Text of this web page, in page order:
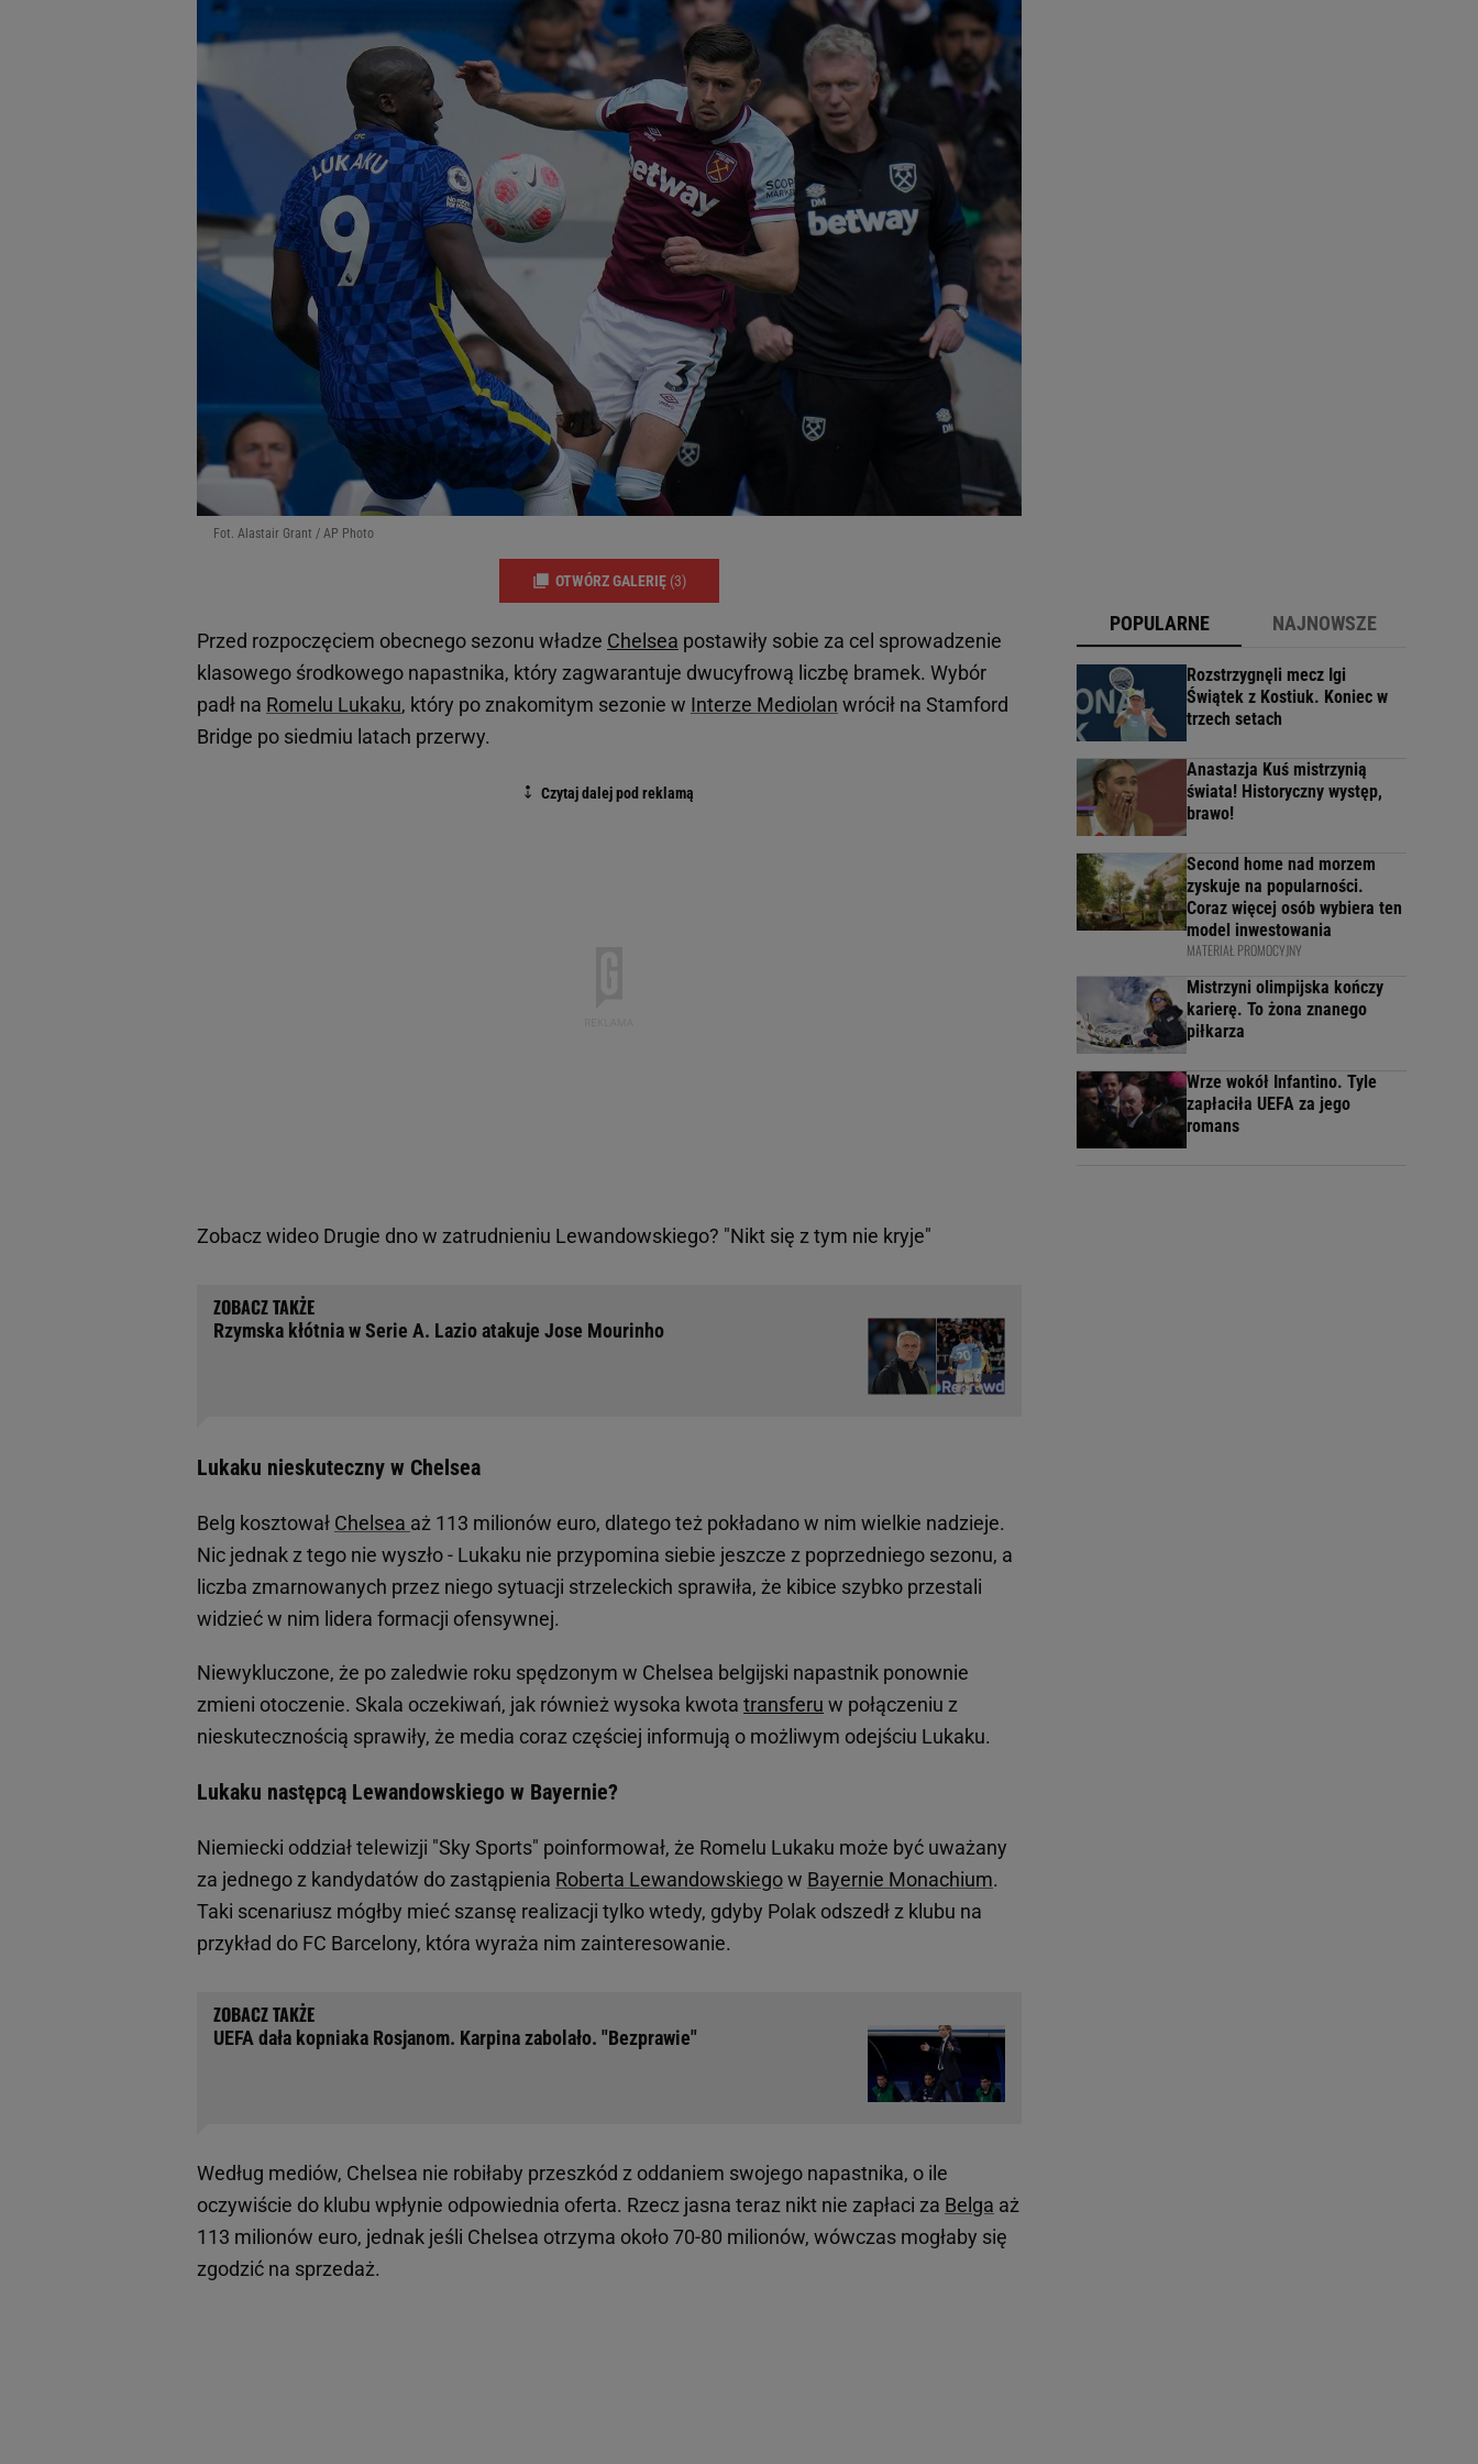
Fot. Alastair Grant / AP Photo
OTWÓRZ GALERIĘ (3)
Przed rozpoczęciem obecnego sezonu władze Chelsea postawiły sobie za cel sprowadzenie
klasowego środkowego napastnika, który zagwarantuje dwucyfrową liczbę bramek. Wybór
padł na Romelu Lukaku, który po znakomitym sezonie w Interze Mediolan wrócił na Stamford
Bridge po siedmiu latach przerwy.
Zobacz wideo Drugie dno w zatrudnieniu Lewandowskiego? "Nikt się z tym nie kryje"
Rzymska kłótnia w Serie A. Lazio atakuje Jose Mourinho
Lukaku nieskuteczny w Chelsea
Belg kosztował Chelsea aż 113 milionów euro, dlatego też pokładano w nim wielkie nadzieje.
Nic jednak z tego nie wyszło - Lukaku nie przypomina siebie jeszcze z poprzedniego sezonu, a
liczba zmarnowanych przez niego sytuacji strzeleckich sprawiła, że kibice szybko przestali
widzieć w nim lidera formacji ofensywnej.
Niewykluczone, że po zaledwie roku spędzonym w Chelsea belgijski napastnik ponownie
zmieni otoczenie. Skala oczekiwań, jak również wysoka kwota transferu w połączeniu z
nieskutecznością sprawiły, że media coraz częściej informują o możliwym odejściu Lukaku.
Lukaku następcą Lewandowskiego w Bayernie?
Niemiecki oddział telewizji "Sky Sports" poinformował, że Romelu Lukaku może być uważany
za jednego z kandydatów do zastąpienia Roberta Lewandowskiegow Bayernie Monachium.
Taki scenariusz mógłby mieć szansę realizacji tylko wtedy, gdyby Polak odszedł z klubu na
przykład do FC Barcelony, która wyraża nim zainteresowanie.
UEFA dała kopniaka Rosjanom. Karpina zabolało. "Bezprawie"
Według mediów, Chelsea nie robiłaby przeszkód z oddaniem swojego napastnika, o ile
oczywiście do klubu wpłynie odpowiednia oferta. Rzecz jasna teraz nikt nie zapłaci za Belga aż
113 milionów euro, jednak jeśli Chelsea otrzyma około 70-80 milionów, wówczas mogłaby się
zgodzić na sprzedaż.
POPULARNE NAJNOWSZE
Rozstrzygnęli mecz Igi
Świątek z Kostiuk. Koniec w
trzech setach
Anastazja Kuś mistrzynią
świata! Historyczny występ,
brawo!
Second home nad morzem
zyskuje na popularności.
Coraz więcej osób wybiera ten
model inwestowania
MATERIAŁ PROMOCYJNY
Mistrzyni olimpijska kończy
karierę. To żona znanego
piłkarza
Wrze wokół Infantino. Tyle
zapłaciła UEFA za jego
romans